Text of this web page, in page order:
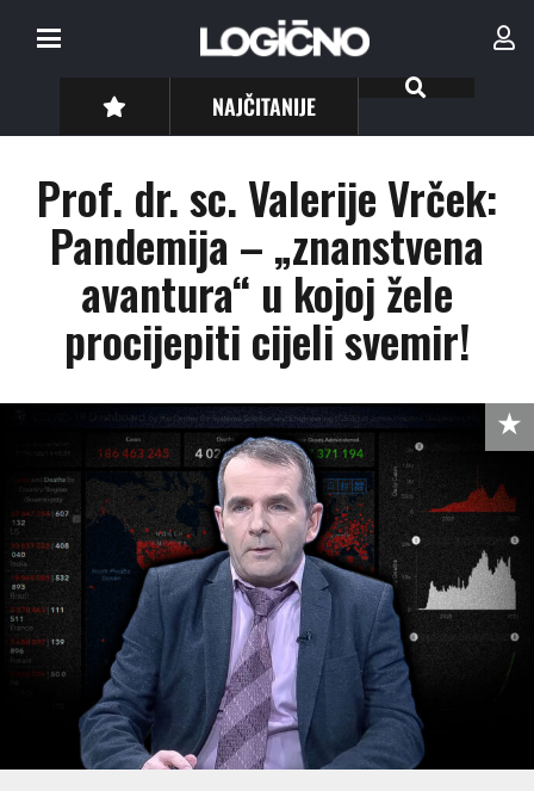
NAJČITANIJE
Prof. dr. sc. Valerije Vrček:
Pandemija – „znanstvena
avantura“ u kojoj žele
procijepiti cijeli svemir!